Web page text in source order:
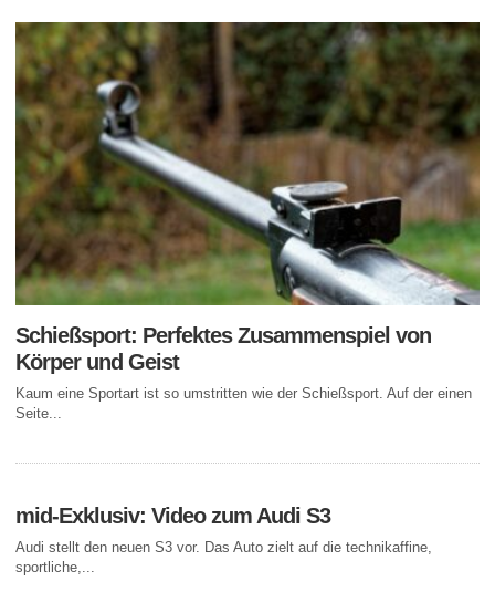
Schießsport: Perfektes Zusammenspiel von
Körper und Geist
Kaum eine Sportart ist so umstritten wie der Schießsport. Auf der einen
Seite...
mid-Exklusiv: Video zum Audi S3
Audi stellt den neuen S3 vor. Das Auto zielt auf die technikaffine,
sportliche,...